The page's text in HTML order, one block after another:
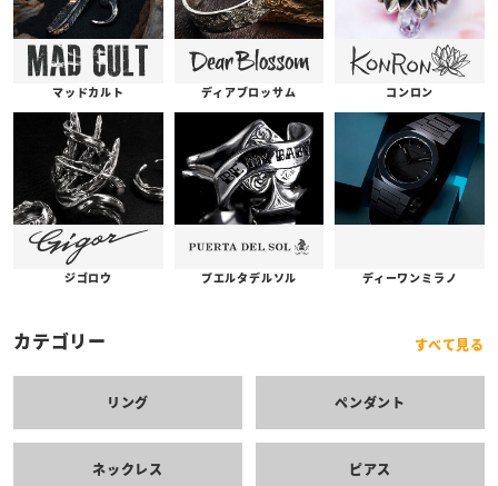
マッドカルト ディアブロッサム コンロン
ジゴロウ プエルタデルソル ディーワンミラノ
カテゴリー すべて見る
リング ペンダント
ネックレス ピアス